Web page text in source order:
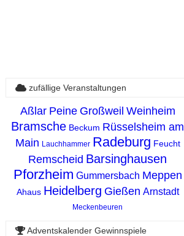
zufällige Veranstaltungen
Aßlar Peine Großweil Weinheim
Bramsche Beckum Rüsselsheim am
Main Lauchhammer Radeburg Feucht
Remscheid Barsinghausen
Pforzheim Gummersbach Meppen
Ahaus Heidelberg Gießen Arnstadt
Meckenbeuren
Adventskalender Gewinnspiele